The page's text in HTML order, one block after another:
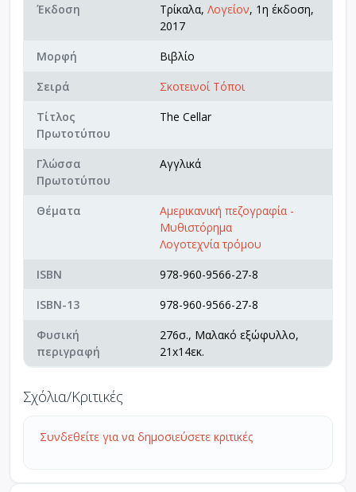
Έκδοση Τρίκαλα, Λογείον, 1η έκδοση,
2017
Μορφή
Βιβλίο
Σειρά
Σκοτεινοί Τόποι
Τίτλος
Πρωτοτύπου
The Cellar
Γλώσσα
Πρωτοτύπου
Αγγλικά
Θέματα
Αμερικανική πεζογραφία -
Μυθιστόρημα
Λογοτεχνία τρόμου
ISBN
978-960-9566-27-8
ISBN-13
978-960-9566-27-8
Φυσική
περιγραφή
276σ., Μαλακό εξώφυλλο,
21x14εκ.
Σχόλια/Κριτικές
Συνδεθείτε για να δημοσιεύσετε κριτικές